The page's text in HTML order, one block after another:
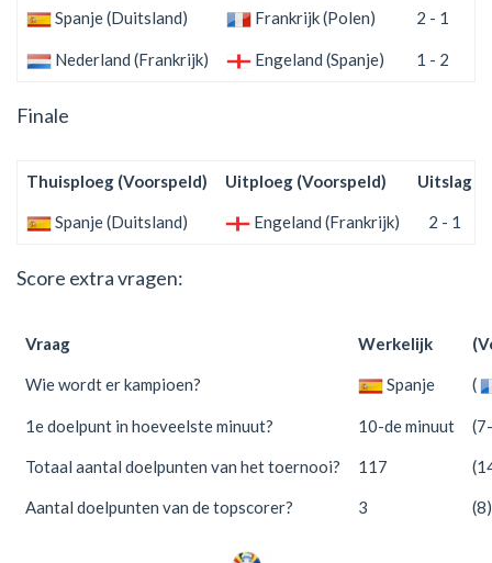
Spanje (Duitsland) Frankrijk (Polen) 2 - 1
Nederland (Frankrijk) Engeland (Spanje) 1 - 2
Finale
Thuisploeg (Voorspeld) Uitploeg (Voorspeld) Uitslag
Spanje (Duitsland) Engeland (Frankrijk) 2 - 1
Score extra vragen:
Vraag Werkelijk
Wie wordt er kampioen? Spanje (
1e doelpunt in hoeveelste minuut? 10-de minuut
Totaal aantal doelpunten van het toernooi? 117
Aantal doelpunten van de topscorer? 3 (8)